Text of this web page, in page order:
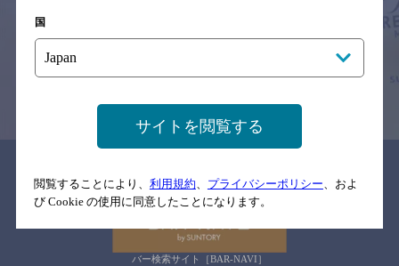
念のためお店にご確認の上ご来店くださいますようお願い申し上げま
バー検索サイト［BAR-NAVI］
国
サイトを閲覧する
閲覧することにより、 利用規約 プライバシーポリシー 、およ
び Cookie の使用に同意したことになります。